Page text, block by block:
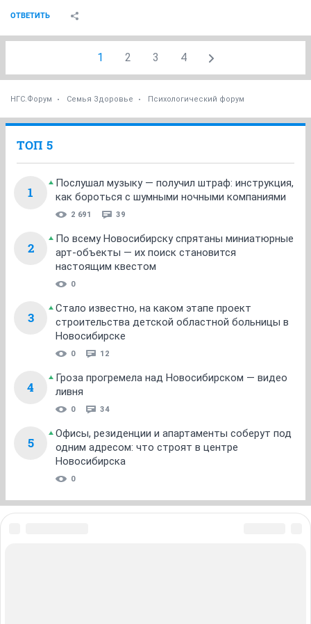
ОТВЕТИТЬ
1 2 3 4
НГС.Форум Семья Здоровье Психологический форум
ТОП 5
1
Послушал музыку — получил штраф: инструкция,
как бороться с шумными ночными компаниями
2 691 39
2
По всему Новосибирску спрятаны миниатюрные
арт-объекты — их поиск становится
настоящим квестом
0
3
Стало известно, на каком этапе проект
строительства детской областной больницы в
Новосибирске
0 12
4
Гроза прогремела над Новосибирском — видео
ливня
0 34
5
Офисы, резиденции и апартаменты соберут под
одним адресом: что строят в центре
Новосибирска
0